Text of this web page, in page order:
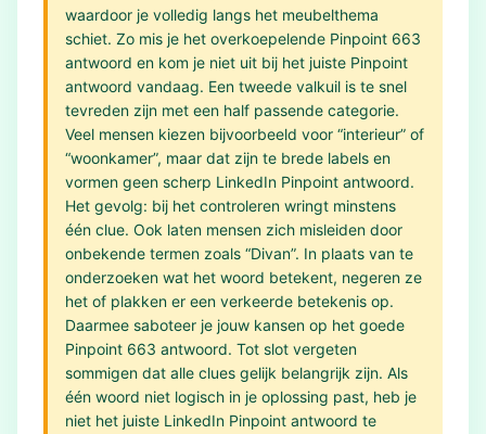
waardoor je volledig langs het meubelthema
schiet. Zo mis je het overkoepelende Pinpoint 663
antwoord en kom je niet uit bij het juiste Pinpoint
antwoord vandaag. Een tweede valkuil is te snel
tevreden zijn met een half passende categorie.
Veel mensen kiezen bijvoorbeeld voor “interieur” of
“woonkamer”, maar dat zijn te brede labels en
vormen geen scherp LinkedIn Pinpoint antwoord.
Het gevolg: bij het controleren wringt minstens
één clue. Ook laten mensen zich misleiden door
onbekende termen zoals “Divan”. In plaats van te
onderzoeken wat het woord betekent, negeren ze
het of plakken er een verkeerde betekenis op.
Daarmee saboteer je jouw kansen op het goede
Pinpoint 663 antwoord. Tot slot vergeten
sommigen dat alle clues gelijk belangrijk zijn. Als
één woord niet logisch in je oplossing past, heb je
niet het juiste LinkedIn Pinpoint antwoord te